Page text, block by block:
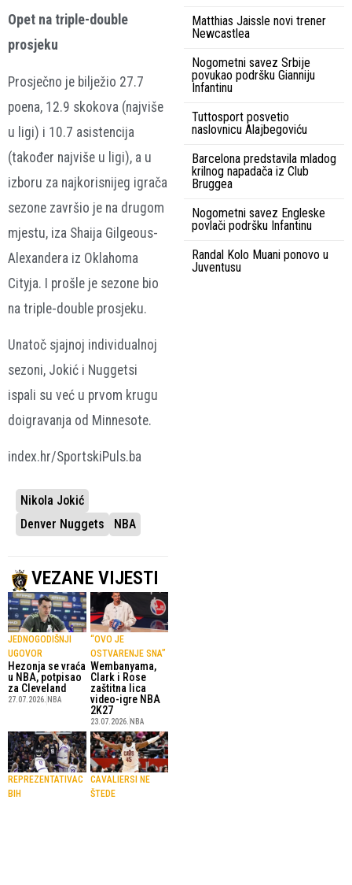
Opet na triple-double
prosjeku
Prosječno je bilježio 27.7
poena, 12.9 skokova (najviše
u ligi) i 10.7 asistencija
(također najviše u ligi), a u
izboru za najkorisnijeg igrača
sezone završio je na drugom
mjestu, iza Shaija Gilgeous-
Alexandera iz Oklahoma
Cityja. I prošle je sezone bio
na triple-double prosjeku.
Unatoč sjajnoj individualnoj
sezoni, Jokić i Nuggetsi
ispali su već u prvom krugu
doigravanja od Minnesote.
index.hr/SportskiPuls.ba
Nikola Jokić
Denver Nuggets
NBA
VEZANE VIJESTI
JEDNOGODIŠNJI
UGOVOR
Hezonja se vraća
u NBA, potpisao
za Cleveland
27.07.2026. NBA
“OVO JE
OSTVARENJE SNA”
Wembanyama,
Clark i Rose
zaštitna lica
video-igre NBA
2K27
23.07.2026. NBA
REPREZENTATIVAC
BIH
CAVALIERSI NE
ŠTEDE
Matthias Jaissle novi trener
Newcastlea
Nogometni savez Srbije
povukao podršku Gianniju
Infantinu
Tuttosport posvetio
naslovnicu Alajbegoviću
Barcelona predstavila mladog
krilnog napadača iz Club
Bruggea
Nogometni savez Engleske
povlači podršku Infantinu
Randal Kolo Muani ponovo u
Juventusu